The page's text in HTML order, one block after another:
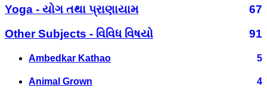
Yoga - યોગ તથા પ્રાણાયામ
67
Other Subjects - વિવિધ વિષયો
91
Ambedkar Kathao 5
Animal Grown 4